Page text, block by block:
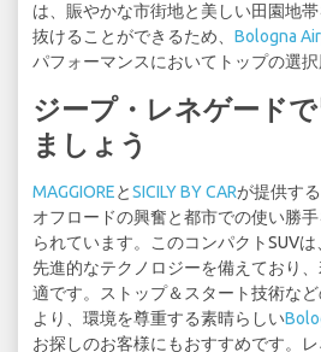
は、賑やかな市街地と美しい田園地
抜けることができるため、 Bologna
パフォーマンスにおいてトップの選択
ジープ・レネゲード
ましょう
MAGGIOREとSICILY BY CARが提供す
オフロードの興奮と都市での使い勝
られています。このコンパクトSUV
先進的なテクノロジーを備えており
適です。ストップ＆スタート技術な
より、環境を尊重する素晴らしい
お探しのお客様にもおすすめです。